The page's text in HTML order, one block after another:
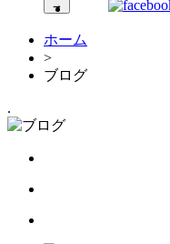
ホーム
>
ブログ
.